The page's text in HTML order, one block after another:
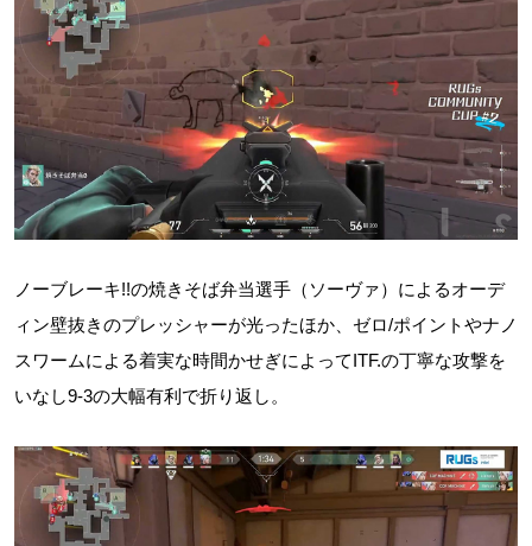
ノーブレーキ!!の焼きそば弁当選手（ソーヴァ）によるオーデ
ィン壁抜きのプレッシャーが光ったほか、ゼロ/ポイントやナノ
スワームによる着実な時間かせぎによってITF.の丁寧な攻撃を
いなし9-3の大幅有利で折り返し。